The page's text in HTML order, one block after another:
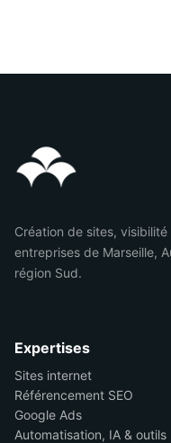
Création de sites,
entreprises de Marseille,
région Sud.
Expertises
Sites internet
Référencement SEO
Google Ads
Automatisation, IA & outils